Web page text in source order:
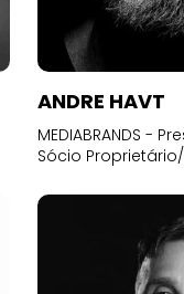
ANDRE HAVT
MEDIABRANDS -
Sócio